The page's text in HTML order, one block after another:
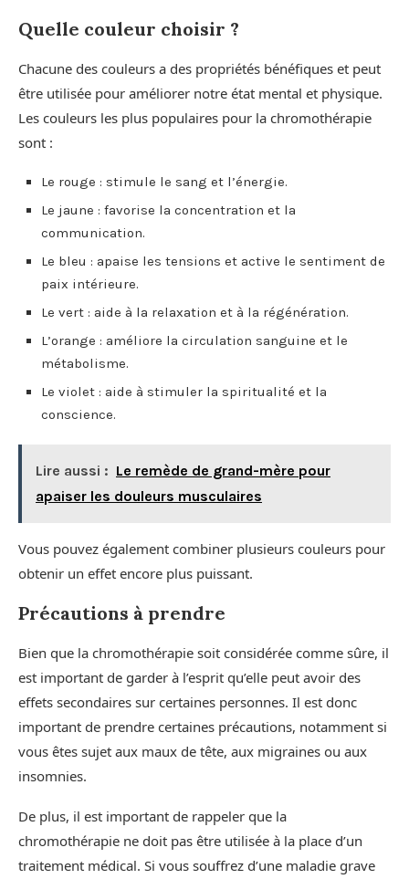
Quelle couleur choisir ?
Chacune des couleurs a des propriétés bénéfiques et peut
être utilisée pour améliorer notre état mental et physique.
Les couleurs les plus populaires pour la chromothérapie
sont :
Le rouge : stimule le sang et l’énergie.
Le jaune : favorise la concentration et la
communication.
Le bleu : apaise les tensions et active le sentiment de
paix intérieure.
Le vert : aide à la relaxation et à la régénération.
L’orange : améliore la circulation sanguine et le
métabolisme.
Le violet : aide à stimuler la spiritualité et la
conscience.
Lire aussi : Le remède de grand-mère pour
apaiser les douleurs musculaires
Vous pouvez également combiner plusieurs couleurs pour
obtenir un effet encore plus puissant.
Précautions à prendre
Bien que la chromothérapie soit considérée comme sûre, il
est important de garder à l’esprit qu’elle peut avoir des
effets secondaires sur certaines personnes. Il est donc
important de prendre certaines précautions, notamment si
vous êtes sujet aux maux de tête, aux migraines ou aux
insomnies.
De plus, il est important de rappeler que la
chromothérapie ne doit pas être utilisée à la place d’un
traitement médical. Si vous souffrez d’une maladie grave